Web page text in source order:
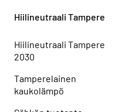
Hiilineutraali Tampere
Hiilineutraali Tampere
2030
Tamperelainen
kaukolämpö